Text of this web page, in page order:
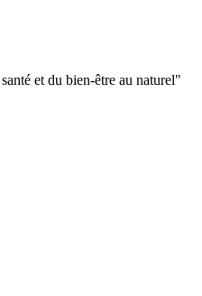
et du bien-être au naturel"